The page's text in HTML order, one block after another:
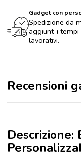
Gadget con
Spedizione da
aggiunti i tempi
lavorativi.
Recensioni
Descrizione: